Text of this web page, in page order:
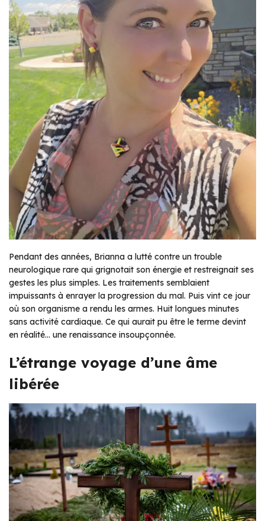
Pendant des années, Brianna a lutté contre un trouble
neurologique rare qui grignotait son énergie et restreignait ses
gestes les plus simples. Les traitements semblaient
impuissants à enrayer la progression du mal. Puis vint ce jour
où son organisme a rendu les armes. Huit longues minutes
sans activité cardiaque. Ce qui aurait pu être le terme devint
en réalité… une renaissance insoupçonnée.
L’étrange voyage d’une âme
libérée